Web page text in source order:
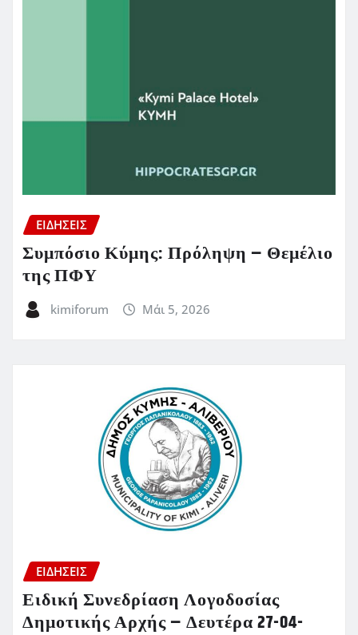
ΕΙΔΗΣΕΙΣ
Συμπόσιο Κύμης: Πρόληψη – Θεμέλιο
της ΠΦΥ
kimiforum Μάι 5, 2026
ΕΙΔΗΣΕΙΣ
Ειδική Συνεδρίαση Λογοδοσίας
Δημοτικής Αρχής – Δευτέρα 27-04-